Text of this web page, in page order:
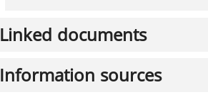
Linked documents
Information sources